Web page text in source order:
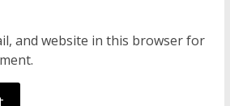
and website in this browser for